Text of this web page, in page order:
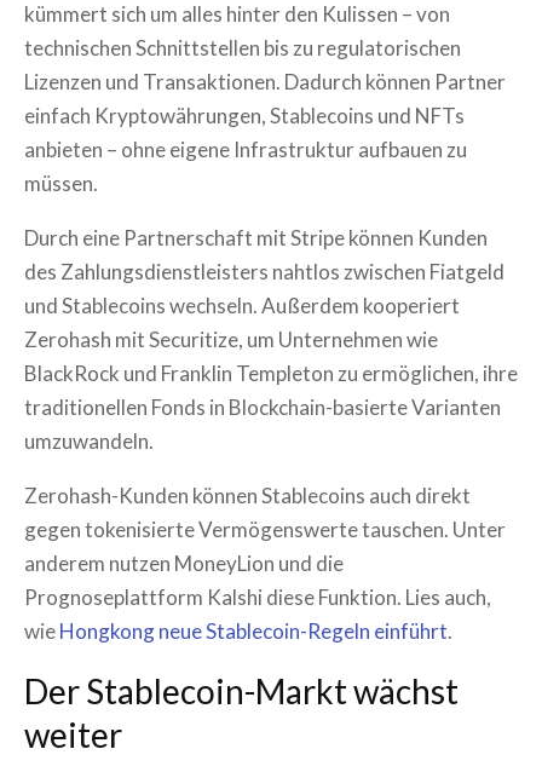
kümmert sich um alles hinter den Kulissen – von
technischen Schnittstellen bis zu regulatorischen
Lizenzen und Transaktionen. Dadurch können Partner
einfach Kryptowährungen, Stablecoins und NFTs
anbieten – ohne eigene Infrastruktur aufbauen zu
müssen.
Durch eine Partnerschaft mit Stripe können Kunden
des Zahlungsdienstleisters nahtlos zwischen Fiatgeld
und Stablecoins wechseln. Außerdem kooperiert
Zerohash mit Securitize, um Unternehmen wie
BlackRock und Franklin Templeton zu ermöglichen, ihre
traditionellen Fonds in Blockchain-basierte Varianten
umzuwandeln.
Zerohash-Kunden können Stablecoins auch direkt
gegen tokenisierte Vermögenswerte tauschen. Unter
anderem nutzen MoneyLion und die
Prognoseplattform Kalshi diese Funktion. Lies auch,
wieHongkong neue Stablecoin-Regeln einführt.
Der Stablecoin-Markt wächst
weiter